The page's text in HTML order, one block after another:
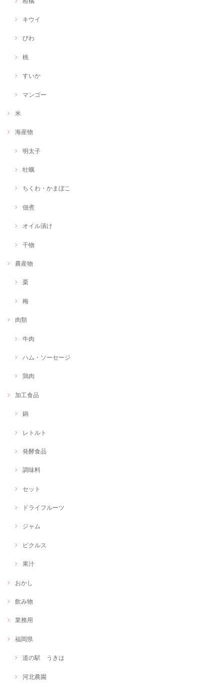
キウイ
びわ
桃
すいか
マンゴー
米
海産物
明太子
牡蠣
ちくわ・かまぼこ
佃煮
オイル漬け
干物
農産物
栗
梅
肉類
牛肉
ハム・ソーセージ
鶏肉
加工食品
鍋
レトルト
発酵食品
調味料
セット
ドライフルーツ
ジャム
ピクルス
果汁
おかし
飲み物
業務用
福岡県
道の駅 うきは
河北農園